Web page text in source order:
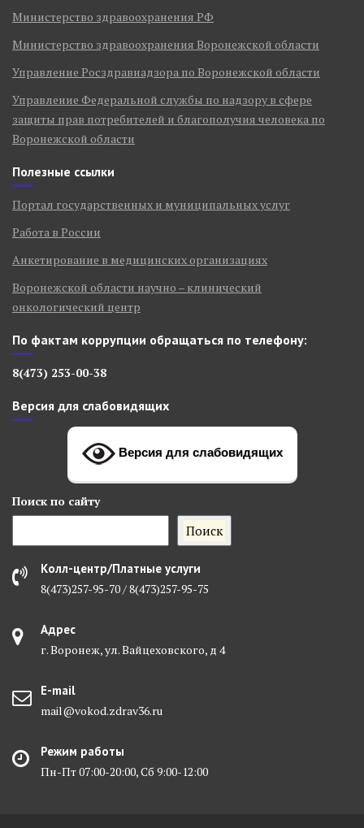
Министерство здравоохранения РФ
Министерство здравоохранения Воронежской области
Управление Росздравнадзора по Воронежской области
Управление Федеральной службы по надзору в сфере
защиты прав потребителей и благополучия человека по
Воронежской области
Полезные ссылки
Портал государственных и муниципальных услуг
Работа в России
Анкетирование в медицинских организациях
Воронежской области научно – клинический
онкологический центр
По фактам коррупции обращаться по телефону:
8(473) 253-00-38
Версия для слабовидящих
Версия для слабовидящих
Поиск по сайту
Поиск
Колл-центр/Платные услуги
8(473)257-95-70 / 8(473)257-95-75
Адрес
г. Воронеж, ул. Вайцеховского, д 4
E-mail
mail@vokod.zdrav36.ru
Режим работы
Пн-Пт 07:00-20:00, Сб 9:00-12:00